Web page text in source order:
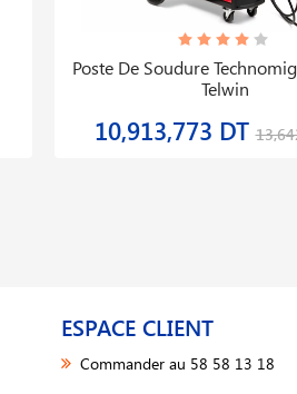
Poste De Soudure
Telwin
10,913,773 DT
ESPACE CLIENT
Commander au 58 58 13 18